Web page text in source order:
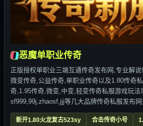
恶魔单职业传奇
正版授权单职业三端互通传奇发布网,专业解
微变传奇,公益传奇,单职业传奇以及1.80传奇
奇,1.95传奇,微变,中变,轻变传奇私服游戏玩法
sf999,99j,zhaosf,jjj等几大品牌传奇私服发布
新开1.80火龙复古523sy 合击传奇小号